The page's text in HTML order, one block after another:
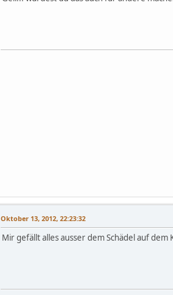
Oktober 13, 2012, 22:23:32
Mir gefällt alles ausser dem Schädel auf